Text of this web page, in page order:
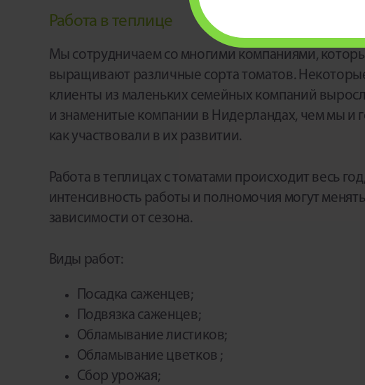
Работа в теплице
Мы сотрудничаем со многими компаниями,
выращивают различные сорта томатов.
клиенты из маленьких семейных компаний
и знаменитые компании в Нидерландах, чем мы и
как участвовали в их развитии.
Работа в теплицах с томатами происходит весь
интенсивность работы и полномочия могут
зависимости от сезона.
Виды работ:
Посадка саженцев;
Подвязка саженцев;
Обламывание листиков;
Обламывание цветков ;
Сбор урожая;